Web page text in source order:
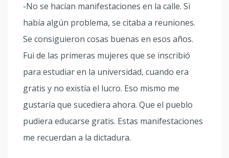
-No se hacían manifestaciones en la calle. Si
había algún problema, se citaba a reuniones.
Se consiguieron cosas buenas en esos años.
Fui de las primeras mujeres que se inscribió
para estudiar en la universidad, cuando era
gratis y no existía el lucro. Eso mismo me
gustaría que sucediera ahora. Que el pueblo
pudiera educarse gratis. Estas manifestaciones
me recuerdan a la dictadura.